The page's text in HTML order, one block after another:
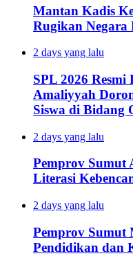
Mantan Kadis
Rugikan
2 days yang lalu
SPL 2026
Amaliyyah
Siswa di Bidang
2 days yang lalu
Pemprov Sumut
Literasi
2 days yang lalu
Pemprov Sumut
Pendidikan dan